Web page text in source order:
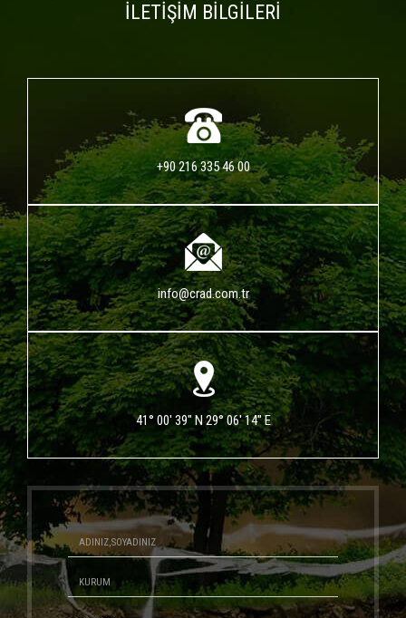
İLETİŞİM BİLGİLERİ
+90 216 335 46 00
info@crad.com.tr
41° 00' 39" N 29° 06' 14" E